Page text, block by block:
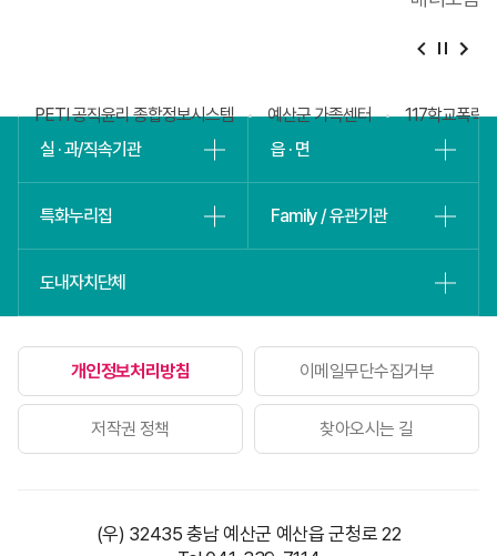
PETI 공직윤리 종합정보시스템 예산군 가족센터
117학교폭력
실 · 과/직속기관
읍 · 면
특화누리집 Family / 유관기관
도내자치단체
개인정보처리방침 이메일무단수집거부
저작권 정책 찾아오시는 길
(우) 32435 충남 예산군 예산읍 군청로 22